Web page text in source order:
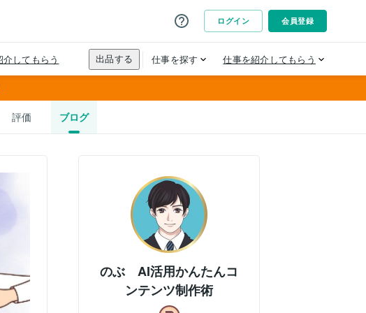
評価 ブログ
のぶ AI活用かんたんコ
ンテンツ制作術